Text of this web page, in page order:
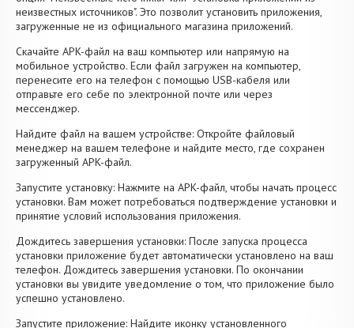
неизвестных источников". Это позволит установить приложения,
загруженные не из официального магазина приложений.
Скачайте APK-файл на ваш компьютер или напрямую на
мобильное устройство. Если файл загружен на компьютер,
перенесите его на телефон с помощью USB-кабеля или
отправьте его себе по электронной почте или через
мессенджер.
Найдите файл на вашем устройстве: Откройте файловый
менеджер на вашем телефоне и найдите место, где сохранен
загруженный APK-файл.
Запустите установку: Нажмите на APK-файл, чтобы начать процесс
установки. Вам может потребоваться подтверждение установки и
принятие условий использования приложения.
Дождитесь завершения установки: После запуска процесса
установки приложение будет автоматически установлено на ваш
телефон. Дождитесь завершения установки. По окончании
установки вы увидите уведомление о том, что приложение было
успешно установлено.
Запустите приложение: Найдите иконку установленного